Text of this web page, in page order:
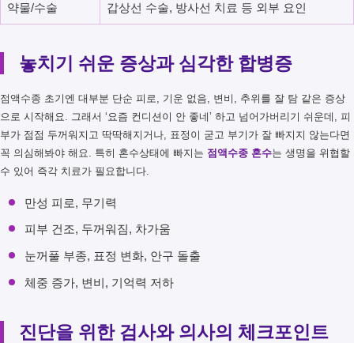
약물/수술 갑상선 수술, 방사선 치료 등 외부 요인
놓치기 쉬운 증상과 심각한 합병증
점액수종 초기엔 대부분 단순 피로, 기운 없음, 변비, 추위를 잘 탐 같은 증상
으로 시작해요. 그래서 ‘요즘 컨디션이 안 좋네’ 하고 넘어가버리기 쉬운데, 피
부가 점점 두꺼워지고 딱딱해지거나, 표정이 굳고 부기가 잘 빠지지 않는다면
꼭 의심해봐야 해요. 특히 혼수상태에 빠지는 점액수종 혼수는 생명을 위협할
수 있어 즉각 치료가 필요합니다.
만성 피로, 무기력
피부 건조, 두꺼워짐, 차가움
눈꺼풀 부종, 표정 변화, 안구 돌출
체중 증가, 변비, 기억력 저하
진단을 위한 검사와 의사의 체크포인트